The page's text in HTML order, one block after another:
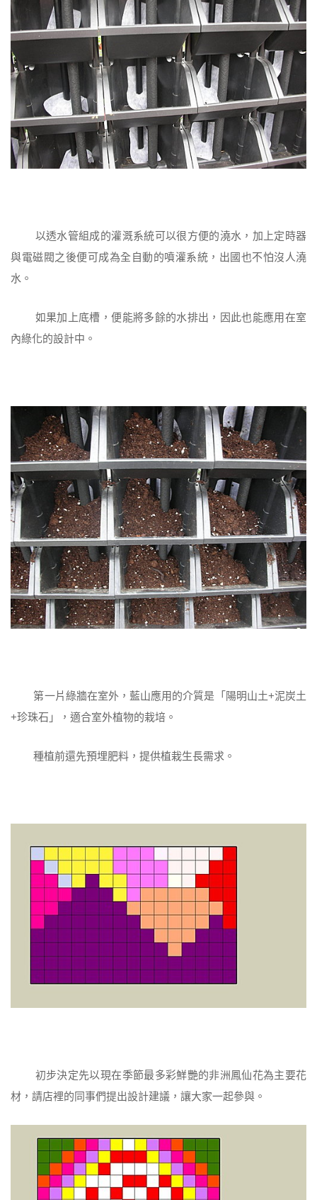
以透水管組成的灌溉系統可以很方便的澆水，加上定時器
與電磁閥之後便可成為全自動的噴灌系統，出國也不怕沒人澆
水。
如果加上底槽，便能將多餘的水排出，因此也能應用在室
內綠化的設計中。
第一片綠牆在室外，藍山應用的介質是「陽明山土+泥炭土
+珍珠石」，適合室外植物的栽培。
種植前還先預埋肥料，提供植栽生長需求。
初步決定先以現在季節最多彩鮮艷的非洲鳳仙花為主要花
材，請店裡的同事們提出設計建議，讓大家一起參與。